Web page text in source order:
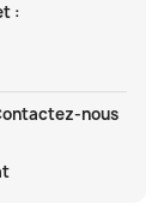
:
nous